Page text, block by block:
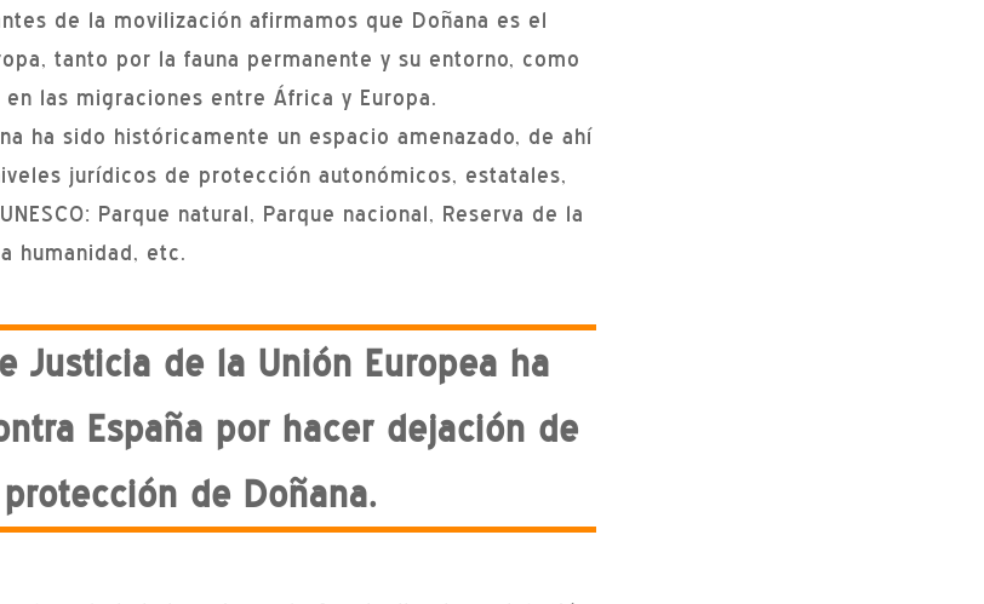
de la movilización afirmamos que Doñana es el
tanto por la fauna permanente y su entorno, como
las migraciones entre África y Europa.
ha sido históricamente un espacio amenazado, de ahí
jurídicos de protección autonómicos, estatales,
Parque natural, Parque nacional, Reserva de la
humanidad, etc.
Justicia de la Unión Europea ha
España por hacer dejación de
de Doñana.